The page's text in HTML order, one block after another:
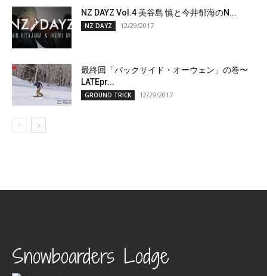
NZ DAYZ Vol.4 美谷島 慎と今井郁海のN...
NZ DAYZ 12/29/2017
最終回「バックサイド・オーウェン」の巻〜
LATEpr...
GROUND TRICK 12/29/2017
Snowboarders Lodge